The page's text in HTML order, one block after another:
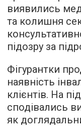
виявились
та колишня
підозру за
Фігурантки
наявність
клієнтів. На
сподівались
як